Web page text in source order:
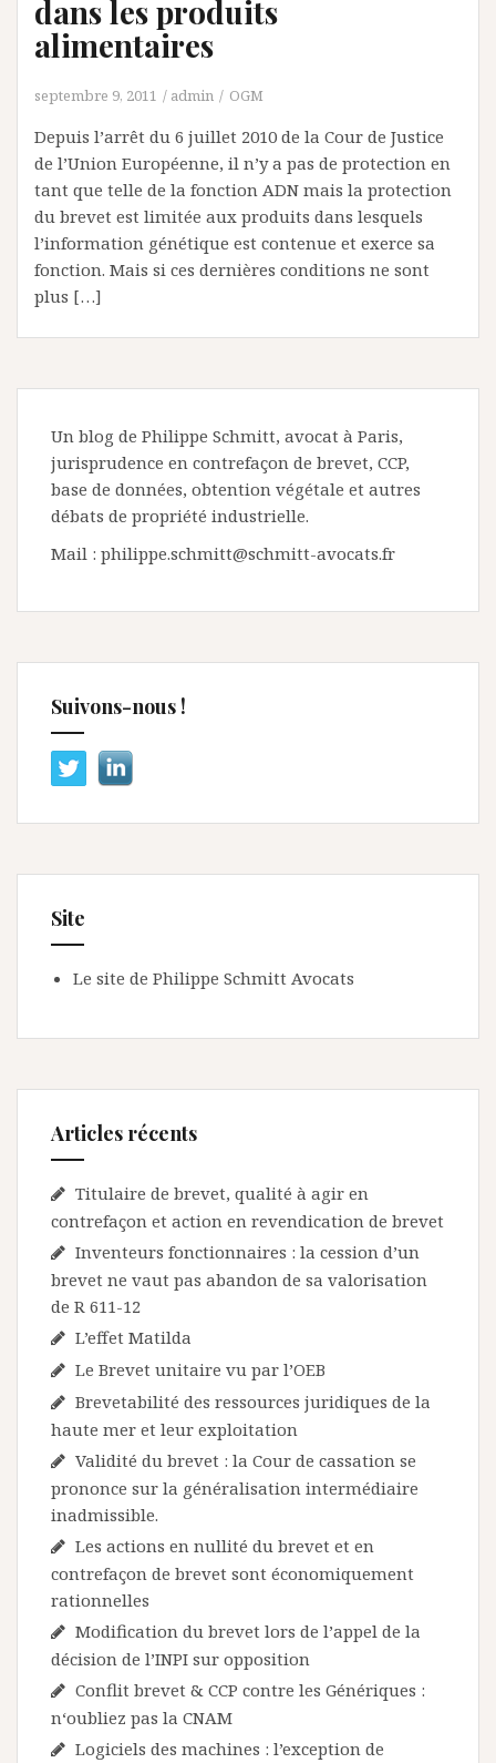
dans les produits
alimentaires
septembre 9, 2011 admin OGM
Depuis l’arrêt du 6 juillet 2010 de la Cour de Justice
de l’Union Européenne, il n’y a pas de protection en
tant que telle de la fonction ADN mais la protection
du brevet est limitée aux produits dans lesquels
l’information génétique est contenue et exerce sa
fonction. Mais si ces dernières conditions ne sont
plus […]
Un blog de Philippe Schmitt, avocat à Paris,
jurisprudence en contrefaçon de brevet, CCP,
base de données, obtention végétale et autres
débats de propriété industrielle.
Mail : philippe.schmitt@schmitt-avocats.fr
Suivons-nous !
Site
Le site de Philippe Schmitt Avocats
Articles récents
Titulaire de brevet, qualité à agir en
contrefaçon et action en revendication de brevet
Inventeurs fonctionnaires : la cession d’un
brevet ne vaut pas abandon de sa valorisation
de R 611-12
L’effet Matilda
Le Brevet unitaire vu par l’OEB
Brevetabilité des ressources juridiques de la
haute mer et leur exploitation
Validité du brevet : la Cour de cassation se
prononce sur la généralisation intermédiaire
inadmissible.
Les actions en nullité du brevet et en
contrefaçon de brevet sont économiquement
rationnelles
Modification du brevet lors de l’appel de la
décision de l’INPI sur opposition
Conflit brevet & CCP contre les Génériques :
n‘oubliez pas la CNAM
Logiciels des machines : l’exception de